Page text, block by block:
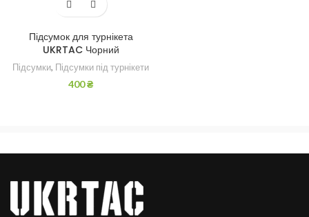
Підсумок для турнікета
UKRTAC Чорний
Підсумки, Підсумки під турнікети
400₴